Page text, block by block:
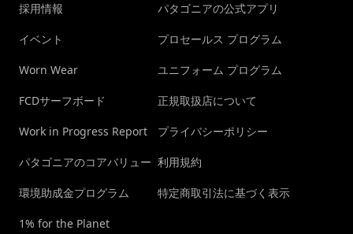
採用情報
イベント
Worn Wear
FCDサーフボード
Work in Progress Report
パタゴニアのコアバリュー
環境助成金プログラム
1% for the Planet
パタゴニアの公式アプリ
プロセールス プログラム
ユニフォーム プログラム
正規取扱店について
プライバシーポリシー
利用規約
特定商取引法に基づく表示